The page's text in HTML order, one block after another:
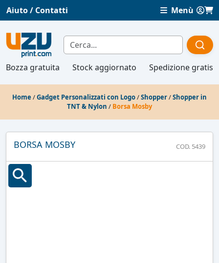
Aiuto / Contatti Menù
Bozza gratuita Stock aggiornato Spedizione gratis
Home /Gadget Personalizzati con Logo/Shopper/Shopper in
TNT & Nylon / Borsa Mosby
BORSA MOSBY COD. 5439